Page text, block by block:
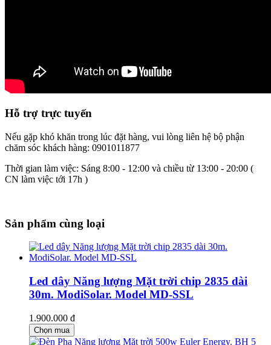
Hỗ trợ trực tuyến
Nếu gặp khó khăn trong lúc đặt hàng, vui lòng liên hệ bộ phận
chăm sóc khách hàng: 0901011877
Thời gian làm việc: Sáng 8:00 - 12:00 và chiều từ 13:00 - 20:00 (
CN làm việc tới 17h )
Sản phẩm cùng loại
Led dây Năng lượng Mặt trời chip 2835 dài
30m. ModiSolar. Model MD-SSL
1.900.000 đ
Chọn mua